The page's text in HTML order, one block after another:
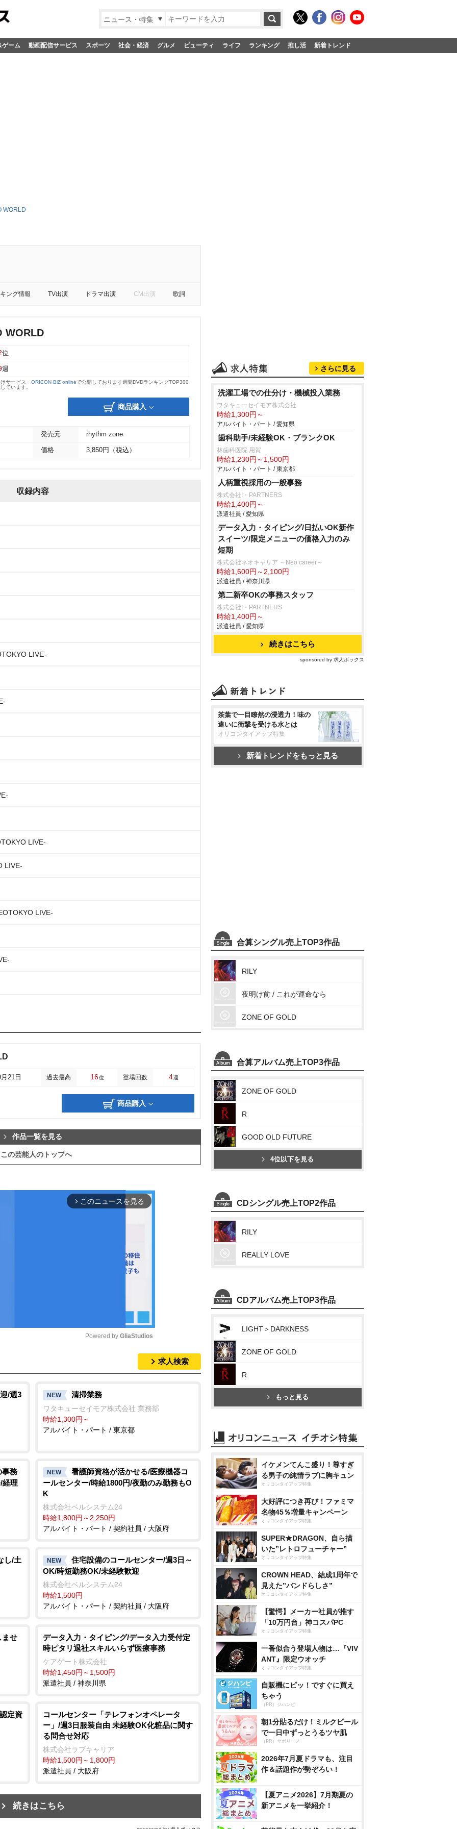
ニュース・特集
ゲーム 動画配信サービス スポーツ 社会・経済 グルメ ビューティ ライフ ランキング 推し活 新着トレンド
WORLD
ング情報 TV出演 ドラマ出演 CM出演 歌詞
WORLD
位
週
サービス・ ORICON BiZ onlineで公開しております週間DVDランキングTOP300
ています。
商品購入
発売元 rhythm zone
価格 3,850円（税込）
収録内容
LIVE-
LIVE-
LIVE-
LIVE-
21日 過去最高 16位 登場回数 4週
商品購入
作品一覧を見る
この芸能人のトップへ
arrow_forward_ios このニュースを見る
e
Powered by GliaStudios
求人検索
/週3 NEW 清掃業務
ワタキューセイモア株式会社 業務部
時給1,300円～
アルバイト・パート / 東京都
事務
経理
NEW
看護師資格が活かせる/医療機器コ
ールセンター/時給1800円/夜勤のみ勤務もO
K
株式会社ベルシステム24
時給1,800円～2,250円
アルバイト・パート / 契約社員 / 大阪府
し/土 NEW
住宅設備のコールセンター/週3日～
OK/時短勤務OK/未経験歓迎
株式会社ベルシステム24
時給1,500円
アルバイト・パート / 契約社員 / 大阪府
ませ
データ入力・タイピング/データ入力受付定
時ピタリ退社スキルいらず医療事務
ケアゲート株式会社
時給1,450円～1,500円
派遣社員 / 神奈川県
定資
コールセンター「テレフォンオペレータ
ー」/週3日服装自由 未経験OK化粧品に関す
る問合せ対応
株式会社ラブキャリア
時給1,500円～1,800円
派遣社員 / 大阪府
続きはこちら
さらに見る
洗濯工場での仕分け・機械投入業務
ワタキューセイモア株式会社
時給1,300円～
アルバイト・パート / 愛知県
歯科助手/未経験OK・ブランクOK
林歯科医院 用賀
時給1,230円～1,500円
アルバイト・パート / 東京都
人柄重視採用の一般事務
株式会社I・PARTNERS
時給1,400円～
派遣社員 / 愛知県
データ入力・タイピング/日払いOK新作
スイーツ/限定メニューの価格入力のみ
短期
株式会社ネオキャリア ～Neo career～
時給1,600円～2,100円
派遣社員 / 神奈川県
第二新卒OKの事務スタッフ
株式会社I・PARTNERS
時給1,400円～
派遣社員 / 愛知県
続きはこちら
sponsored by 求人ボックス
茶葉で一目瞭然の浸透力！味の
違いに衝撃を受ける水とは
オリコンタイアップ特集
新着トレンドをもっと見る
合算シングル売上TOP3作品
RILY
夜明け前 / これが運命なら
ZONE OF GOLD
合算アルバム売上TOP3作品
ZONE OF GOLD
R
GOOD OLD FUTURE
4位以下を見る
CDシングル売上TOP2作品
RILY
REALLY LOVE
CDアルバム売上TOP3作品
LIGHT＞DARKNESS
ZONE OF GOLD
R
もっと見る
イケメンてんこ盛り！尊すぎ
る男子の純情ラブに胸キュン
オリコンタイアップ特集
大好評につき再び！ファミマ
名物45％増量キャンペーン
オリコンタイアップ特集
SUPER★DRAGON、自ら描
いた”レトロフューチャー”
オリコンタイアップ特集
CROWN HEAD、結成1周年で
見えた”バンドらしさ”
オリコンタイアップ特集
【驚愕】メーカー社員が推す
「10万円台」神コスパPC
オリコンタイアップ特集
一番似合う登場人物は…『VIV
ANT』限定ウオッチ
オリコンタイアップ特集
自販機にピッ！ですぐに買え
ちゃう
（PR）ジハンピ
朝1分貼るだけ！ミルクピール
で一日中ずっとうるツヤ肌
（PR）サボリーノ
2026年7月夏ドラマも、注目
作＆話題作が勢ぞろい！
【夏アニメ2026】7月期夏の
新アニメを一挙紹介！